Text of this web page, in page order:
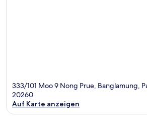
333/101 Moo 9 Nong Prue, Banglamung,
20260
Auf Karte anzeigen